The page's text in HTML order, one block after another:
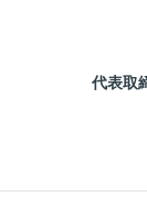
代表取